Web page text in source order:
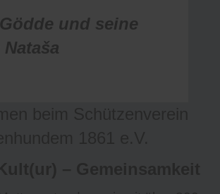
Gödde und seine
Nataša